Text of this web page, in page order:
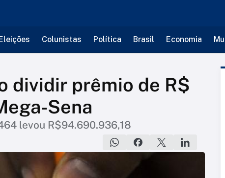
Colunistas Política Brasil Economia
dividir prêmio de R$
Sena
levou R$94.690.936,18